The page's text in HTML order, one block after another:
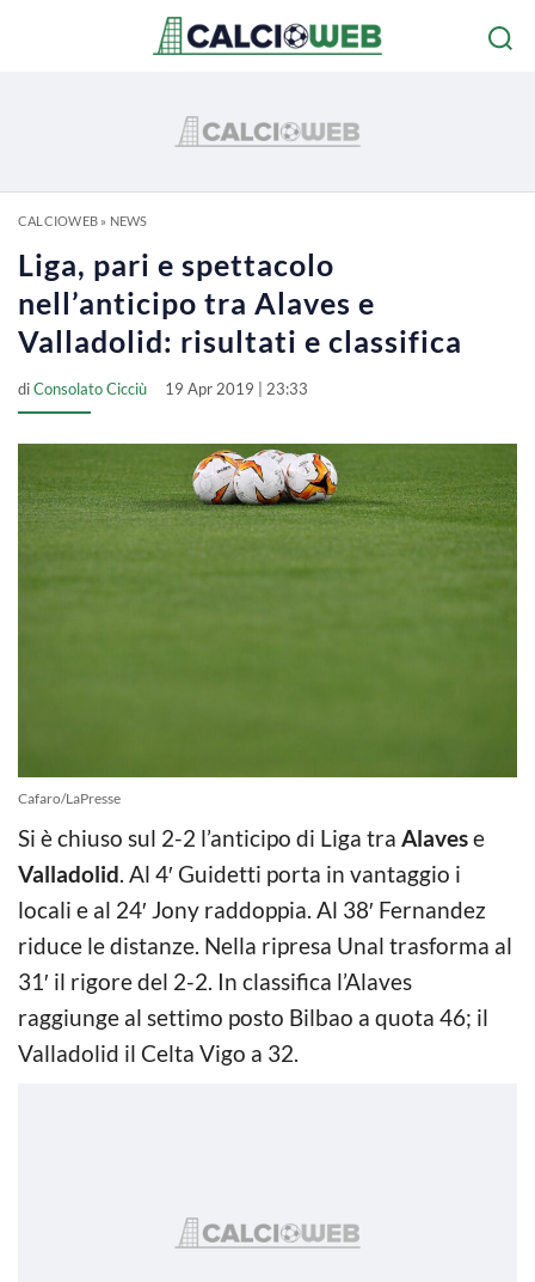
CALCIOWEB» NEWS
Liga, pari e spettacolo
nell’anticipo tra Alaves e
Valladolid: risultati e classifica
diConsolato Cicciù 19 Apr 2019 | 23:33
Cafaro/LaPresse
Si è chiuso sul 2-2 l’anticipo di Liga tra Alavese
Valladolid. Al 4′ Guidetti porta in vantaggio i
locali e al 24′ Jony raddoppia. Al 38′ Fernandez
riduce le distanze. Nella ripresa Unal trasforma al
31′ il rigore del 2-2. In classifica l’Alaves
raggiunge al settimo posto Bilbao a quota 46; il
Valladolid il Celta Vigo a 32.